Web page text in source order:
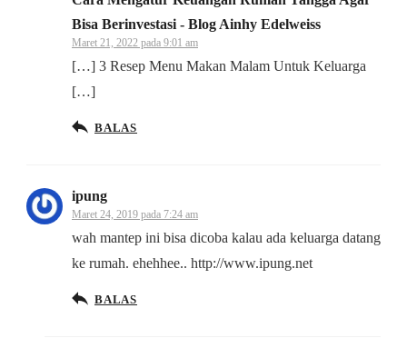
Bisa Berinvestasi - Blog Ainhy Edelweiss
Maret 21, 2022 pada 9:01 am
[…] 3 Resep Menu Makan Malam Untuk Keluarga
[…]
BALAS
ipung
Maret 24, 2019 pada 7:24 am
wah mantep ini bisa dicoba kalau ada keluarga datang
ke rumah. ehehhee.. http://www.ipung.net
BALAS